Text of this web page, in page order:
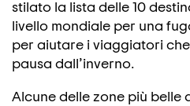
stilato la lista delle 10
livello mondiale per una
per aiutare i viaggiatori
pausa dall’inverno.
Alcune delle zone più